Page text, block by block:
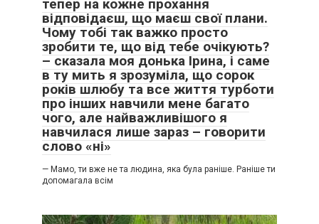
тепер на кожне прохання
відповідаєш, що маєш свої плани.
Чому тобі так важко просто
зробити те, що від тебе очікують?
– сказала моя донька Ірина, і саме
в ту мить я зрозуміла, що сорок
років шлюбу та все життя турботи
про інших навчили мене багато
чого, але найважливішого я
навчилася лише зараз – говорити
слово «ні»
— Мамо, ти вже не та людина, яка була раніше. Раніше ти
допомагала всім